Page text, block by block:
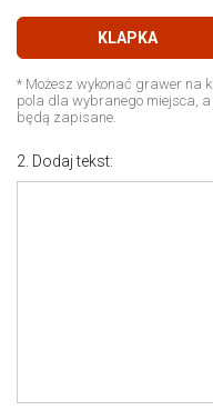
KLAPKA
* Możesz wykonać grawer na
pola dla wybranego miejsca, a
będą zapisane.
2. Dodaj tekst: